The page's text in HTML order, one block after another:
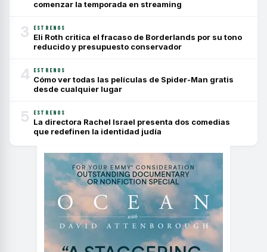
comenzar la temporada en streaming
3 ESTRENOS
Eli Roth critica el fracaso de Borderlands por su tono
reducido y presupuesto conservador
4 ESTRENOS
Cómo ver todas las películas de Spider-Man gratis
desde cualquier lugar
5 ESTRENOS
La directora Rachel Israel presenta dos comedias
que redefinen la identidad judía